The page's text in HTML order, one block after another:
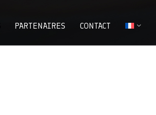
PARTENAIRES CONTACT